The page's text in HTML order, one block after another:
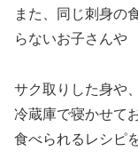
また、同じ刺身の
らないお子さんや
サク取りした身や
冷蔵庫で寝かせて
食べられるレシピ